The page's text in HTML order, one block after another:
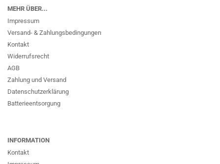
MEHR ÜBER...
Impressum
Versand- & Zahlungsbedingungen
Kontakt
Widerrufsrecht
AGB
Zahlung und Versand
Datenschutzerklärung
Batterieentsorgung
INFORMATION
Kontakt